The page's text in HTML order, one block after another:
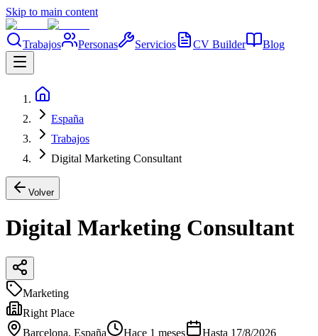
Skip to main content
Trabajos Personas Servicios CV Builder Blog
España
Trabajos
Digital Marketing Consultant
Volver
Digital Marketing Consultant
Marketing
Right Place
Barcelona, España Hace 1 meses Hasta 17/8/2026